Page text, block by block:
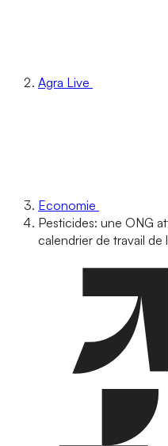
Agra Live
Economie
Pesticides: une ONG
calendrier de travail de